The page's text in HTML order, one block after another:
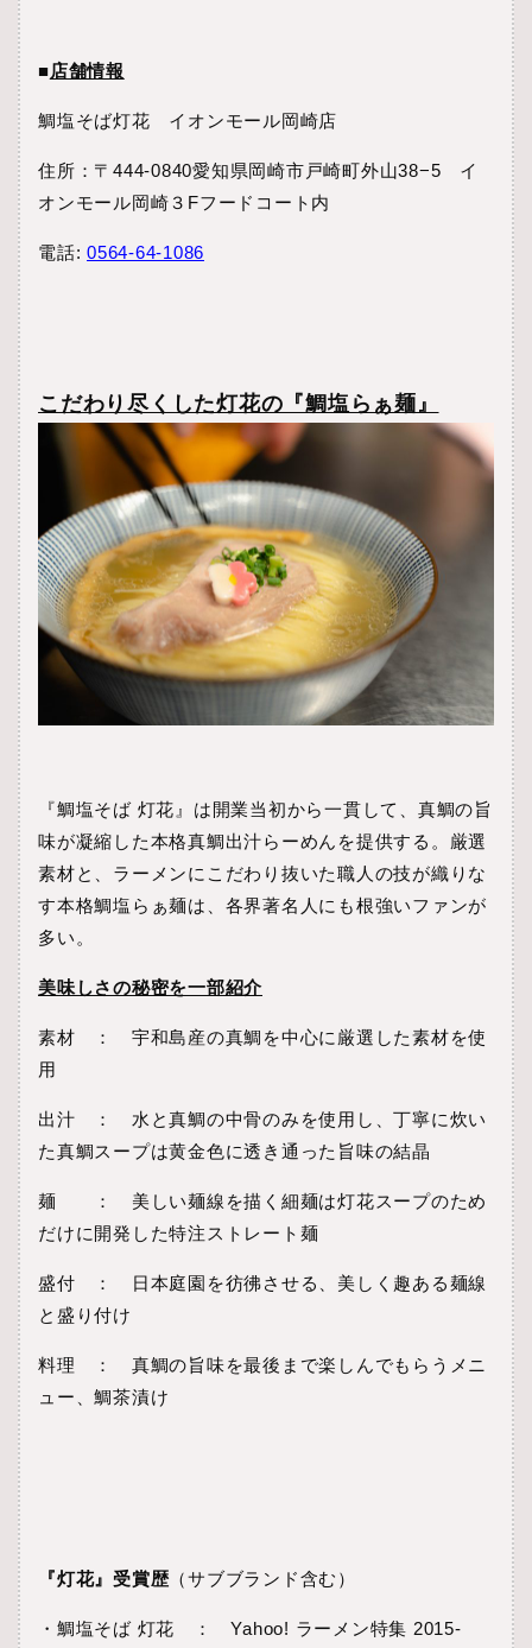
■店舗情報
鯛塩そば灯花 イオンモール岡崎店
住所：〒444-0840愛知県岡崎市戸崎町外山38−5 イ
オンモール岡崎３Fフードコート内
電話: 0564-64-1086
こだわり尽くした灯花の『鯛塩らぁ麺』
『鯛塩そば 灯花』は開業当初から一貫して、真鯛の旨
味が凝縮した本格真鯛出汁らーめんを提供する。厳選
素材と、ラーメンにこだわり抜いた職人の技が織りな
す本格鯛塩らぁ麺は、各界著名人にも根強いファンが
多い。
美味しさの秘密を一部紹介
素材 ： 宇和島産の真鯛を中心に厳選した素材を使
用
出汁 ： 水と真鯛の中骨のみを使用し、丁寧に炊い
た真鯛スープは黄金色に透き通った旨味の結晶
麺 ： 美しい麺線を描く細麺は灯花スープのため
だけに開発した特注ストレート麺
盛付 ： 日本庭園を彷彿させる、美しく趣ある麺線
と盛り付け
料理 ： 真鯛の旨味を最後まで楽しんでもらうメニ
ュー、鯛茶漬け
『灯花』受賞歴 （サブブランド含む）
・鯛塩そば 灯花 ： Yahoo! ラーメン特集 2015-